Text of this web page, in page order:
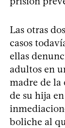
Las otras
casos
ellas
adultos en
madre de
de su hija
boliche al